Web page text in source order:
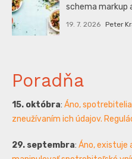
schema markup
19. 7. 2026 Peter
Poradňa
15. októbra: Áno,
zneužívaním ich údajov.
29. septembra: Áno, existuje